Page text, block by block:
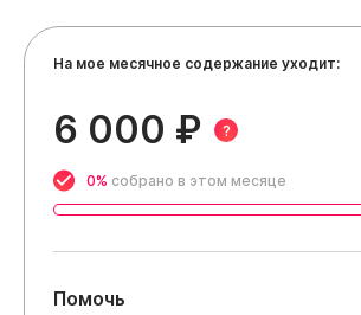
На мое месячное содержание уходит:
6 000 ₽ ?
0% собрано в этом месяце
Помочь